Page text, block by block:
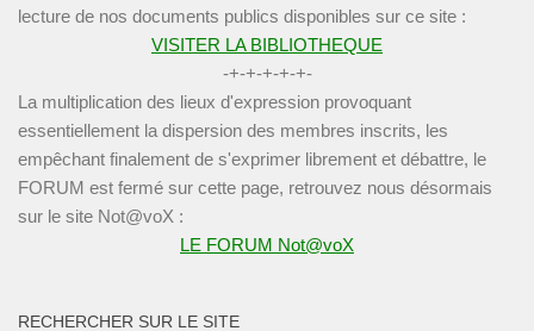
lecture de nos documents publics disponibles sur ce site :
VISITER LA BIBLIOTHEQUE
-+-+-+-+-+-
La multiplication des lieux d'expression provoquant
essentiellement la dispersion des membres inscrits, les
empêchant finalement de s'exprimer librement et débattre, le
FORUM est fermé sur cette page, retrouvez nous désormais
sur le site Not@voX :
LE FORUM Not@voX
RECHERCHER SUR LE SITE